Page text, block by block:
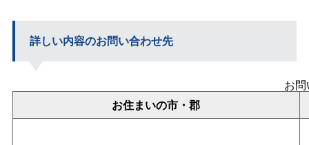
詳しい内容のお問い合わせ先
お
お住まいの市・郡